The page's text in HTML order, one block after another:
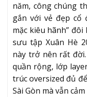
năm, công chúng
gắn với vẻ đẹp cổ
mặc kiêu hãnh”
sưu tập Xuân Hè
này trở nên rất
quần rộng, lớp
trúc oversized đủ
Sài Gòn mà vẫn